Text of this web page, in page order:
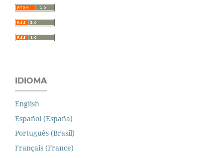
IDIOMA
English
Español (España)
Português (Brasil)
Français (France)